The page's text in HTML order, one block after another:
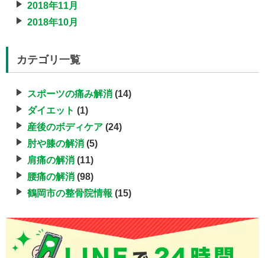
2018年11月
2018年10月
カテゴリ一覧
スポーツの痛み解消 (14)
ダイエット (1)
産後のボディケア (24)
肘や膝の解消 (5)
肩痛の解消 (11)
腰痛の解消 (98)
鶴岡市の整骨院情報 (15)